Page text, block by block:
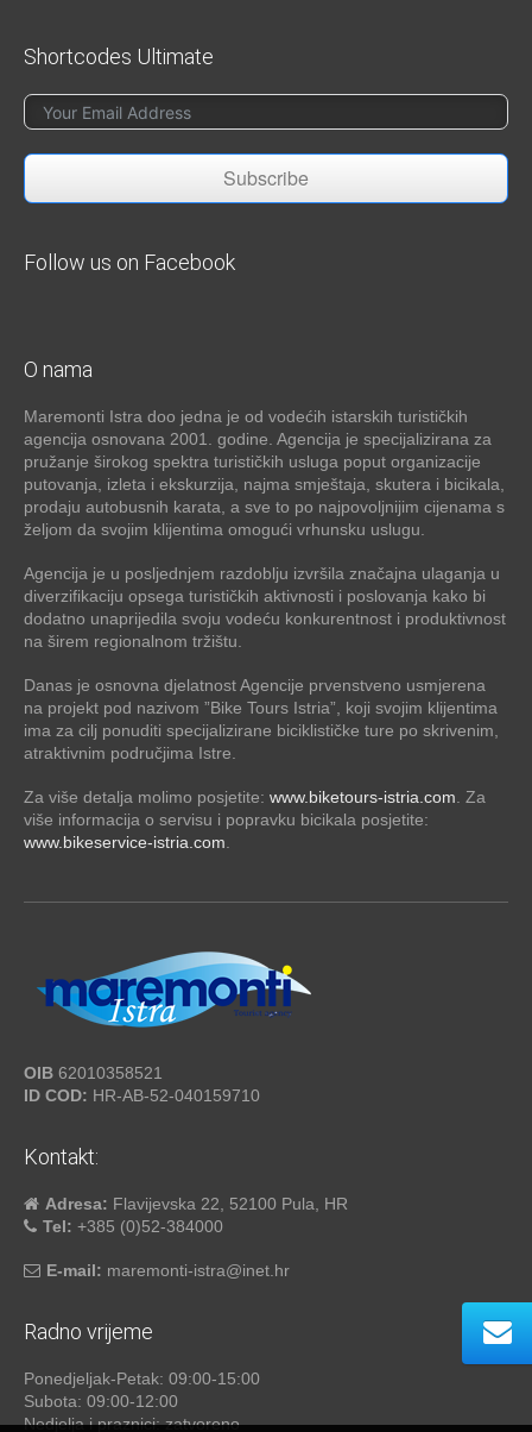
Shortcodes Ultimate
Subscribe
Follow us on Facebook
O nama
Maremonti Istra doo jedna je od vodećih istarskih turističkih
agencija osnovana 2001. godine. Agencija je specijalizirana za
pružanje širokog spektra turističkih usluga poput organizacije
putovanja, izleta i ekskurzija, najma smještaja, skutera i bicikala,
prodaju autobusnih karata, a sve to po najpovoljnijim cijenama s
željom da svojim klijentima omogući vrhunsku uslugu.
Agencija je u posljednjem razdoblju izvršila značajna ulaganja u
diverzifikaciju opsega turističkih aktivnosti i poslovanja kako bi
dodatno unaprijedila svoju vodeću konkurentnost i produktivnost
na širem regionalnom tržištu.
Danas je osnovna djelatnost Agencije prvenstveno usmjerena
na projekt pod nazivom ”Bike Tours Istria”, koji svojim klijentima
ima za cilj ponuditi specijalizirane biciklističke ture po skrivenim,
atraktivnim područjima Istre.
Za više detalja molimo posjetite: www.biketours-istria.com . Za
više informacija o servisu i popravku bicikala posjetite:
www.bikeservice-istria.com
OIB 62010358521
ID COD: HR-AB-52-040159710
Kontakt:
Adresa: Flavijevska 22, 52100 Pula, HR
Tel: +385 (0)52-384000
E-mail: maremonti-istra@inet.hr
Radno vrijeme
Ponedjeljak-Petak: 09:00-15:00
Subota: 09:00-12:00
Nedjelja i praznici: zatvoreno